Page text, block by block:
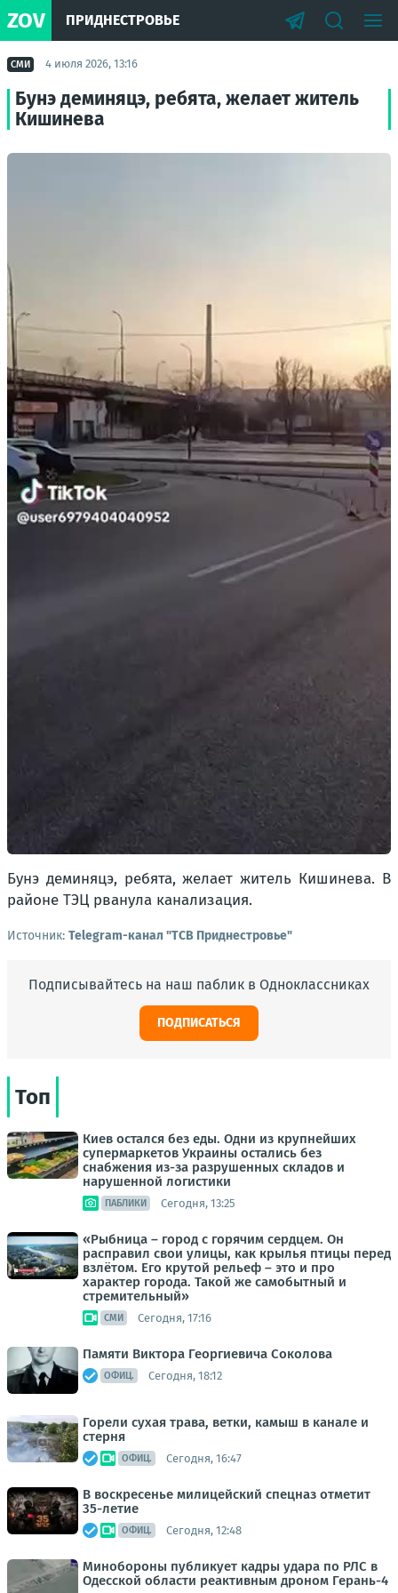
ZOV ПРИДНЕСТРОВЬЕ
СМИ 4 июля 2026, 13:16
Бунэ деминяцэ, ребята, желает житель
Кишинева
Бунэ деминяцэ, ребята, желает житель Кишинева. В
районе ТЭЦ рванула канализация.
Источник: Telegram-канал "ТСВ Приднестровье"
Подписывайтесь на наш паблик в Одноклассниках
ПОДПИСАТЬСЯ
Топ
Киев остался без еды. Одни из крупнейших
супермаркетов Украины остались без
снабжения из-за разрушенных складов и
нарушенной логистики
ПАБЛИКИ Сегодня, 13:25
«Рыбница – город с горячим сердцем. Он
расправил свои улицы, как крылья птицы перед
взлётом. Его крутой рельеф – это и про
характер города. Такой же самобытный и
стремительный»
СМИ Сегодня, 17:16
Памяти Виктора Георгиевича Соколова
ОФИЦ. Сегодня, 18:12
Горели сухая трава, ветки, камыш в канале и
стерня
ОФИЦ. Сегодня, 16:47
В воскресенье милицейский спецназ отметит
35-летие
ОФИЦ. Сегодня, 12:48
Минобороны публикует кадры удара по РЛС в
Одесской области реактивным дроном Герань-4